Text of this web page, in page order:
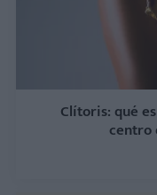
Clítoris: qué
centro